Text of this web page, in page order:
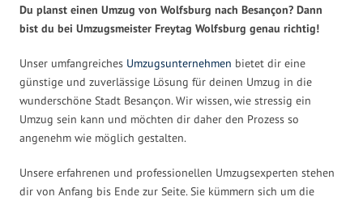
Du planst einen Umzug von Wolfsburg nach Besançon? Dann
bist du bei Umzugsmeister Freytag Wolfsburg genau richtig!
Unser umfangreiches Umzugsunternehmen bietet dir eine
günstige und zuverlässige Lösung für deinen Umzug in die
wunderschöne Stadt Besançon. Wir wissen, wie stressig ein
Umzug sein kann und möchten dir daher den Prozess so
angenehm wie möglich gestalten.
Unsere erfahrenen und professionellen Umzugsexperten stehen
dir von Anfang bis Ende zur Seite. Sie kümmern sich um die